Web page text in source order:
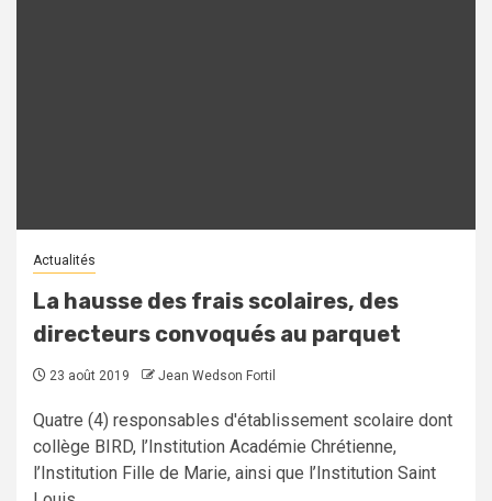
Actualités
La hausse des frais scolaires, des
directeurs convoqués au parquet
23 août 2019 Jean Wedson Fortil
Quatre (4) responsables d'établissement scolaire dont
collège BIRD, l’Institution Académie Chrétienne,
l’Institution Fille de Marie, ainsi que l’Institution Saint